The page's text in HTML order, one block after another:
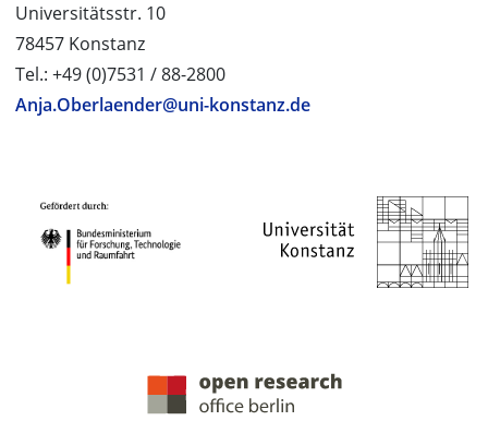
Universitätsstr. 10
78457 Konstanz
Tel.: +49 (0)7531 / 88-2800
Anja.Oberlaender@uni-konstanz.de